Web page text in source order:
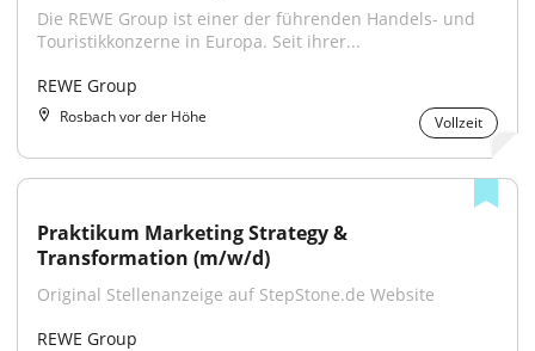
Die REWE Group ist einer der führenden Handels- und
Touristikkonzerne in Europa. Seit ihrer...
REWE Group
Rosbach vor der Höhe Vollzeit
Praktikum Marketing Strategy &
Transformation (m/w/d)
Original Stellenanzeige auf StepStone.de Website
REWE Group